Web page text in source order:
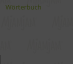
Wörterbuch